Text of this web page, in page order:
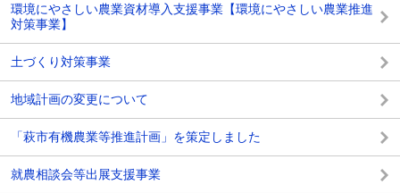
環境にやさしい農業資材導入支援事業【環境にやさしい農業推進
対策事業】
土づくり対策事業
地域計画の変更について
「萩市有機農業等推進計画」を策定しました
就農相談会等出展支援事業